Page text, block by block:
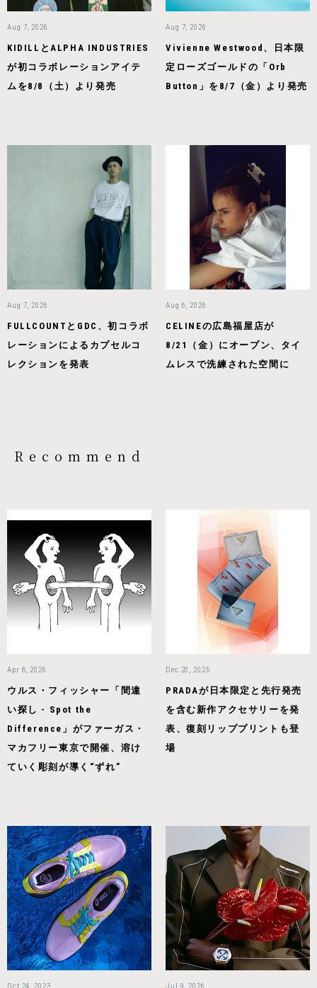
Aug 7, 2026
KIDILLとALPHA INDUSTRIES
が初コラボレーションアイテ
ムを8/8（土）より発売
Aug 7, 2026
Vivienne Westwood、日本限
定ローズゴールドの「Orb
Button」を8/7（金）より発売
Aug 7, 2026
FULLCOUNTとGDC、初コラボ
レーションによるカプセルコ
レクションを発表
Aug 6, 2026
CELINEの広島福屋店が
8/21（金）にオープン、タイ
ムレスで洗練された空間に
Recommend
Apr 8, 2026
ウルス・フィッシャー「間違
い探し - Spot the
Difference」がファーガス・
マカフリー東京で開催、溶け
ていく彫刻が導く“ずれ”
Dec 20, 2025
PRADAが日本限定と先行発売
を含む新作アクセサリーを発
表、復刻リッププリントも登
場